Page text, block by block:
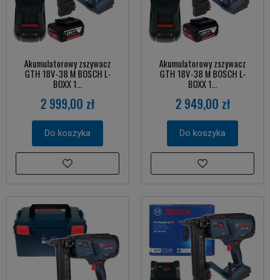
Akumulatorowy zszywacz
GTH 18V-38 M BOSCH L-
BOXX 1...
2 999,00 zł
Do koszyka
Akumulatorowy zszywacz
GTH 18V-38 M BOSCH L-
BOXX 1...
2 949,00 zł
Do koszyka